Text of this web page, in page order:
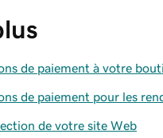
de paiement à votre
de paiement pour les
de votre site Web